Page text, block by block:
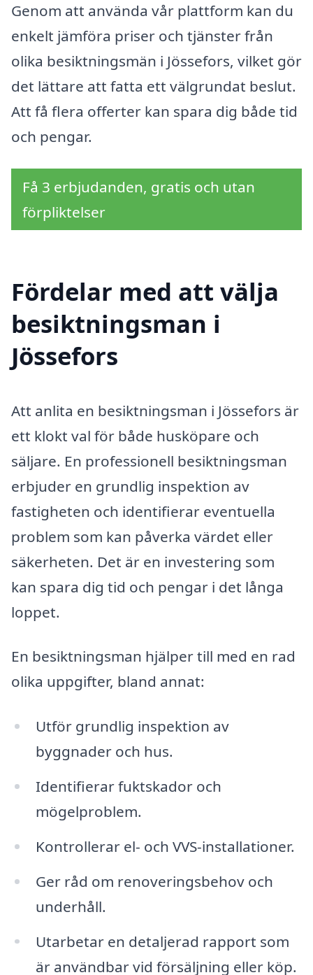
Genom att använda vår plattform kan du
enkelt jämföra priser och tjänster från
olika besiktningsmän i Jössefors, vilket gör
det lättare att fatta ett välgrundat beslut.
Att få flera offerter kan spara dig både tid
och pengar.
Få 3 erbjudanden, gratis och utan
förpliktelser
Fördelar med att välja
besiktningsman i
Jössefors
Att anlita en besiktningsman i Jössefors är
ett klokt val för både husköpare och
säljare. En professionell besiktningsman
erbjuder en grundlig inspektion av
fastigheten och identifierar eventuella
problem som kan påverka värdet eller
säkerheten. Det är en investering som
kan spara dig tid och pengar i det långa
loppet.
En besiktningsman hjälper till med en rad
olika uppgifter, bland annat:
Utför grundlig inspektion av
byggnader och hus.
Identifierar fuktskador och
mögelproblem.
Kontrollerar el- och VVS-installationer.
Ger råd om renoveringsbehov och
underhåll.
Utarbetar en detaljerad rapport som
är användbar vid försäljning eller köp.